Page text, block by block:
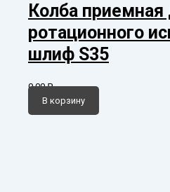
Колба приемная
ротационного
шлиф S35
0,00₽
В корзину